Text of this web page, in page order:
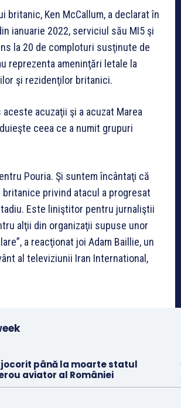
britanic, Ken McCallum, a declarat în
ianuarie 2022, serviciul său MI5 şi
la 20 de comploturi susţinute de
reprezenta ameninţări letale la
şi rezidenţilor britanici.
acuzaţii şi a acuzat Marea
ceea ce a numit grupuri
Pouria. Şi suntem încântaţi că
privind atacul a progresat
Este liniştitor pentru jurnaliştii
alţii din organizaţii supuse unor
a reacţionat joi Adam Baillie, un
al televiziunii Iran International,
până la moarte statul
aviator al României